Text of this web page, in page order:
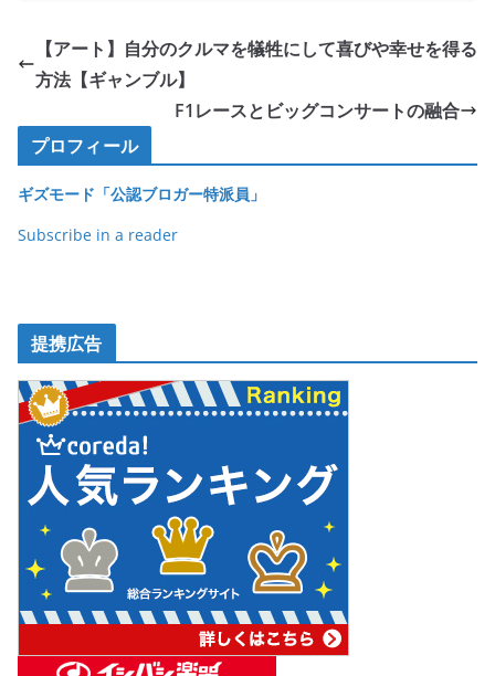
e
b
o
o
k
er et
【アート】自分のクルマを犠牲にして喜びや幸せを得る
方法【ギャンブル】
F1レースとビッグコンサートの融合
プロフィール
ギズモード「公認ブロガー特派員」
Subscribe in a reader
提携広告